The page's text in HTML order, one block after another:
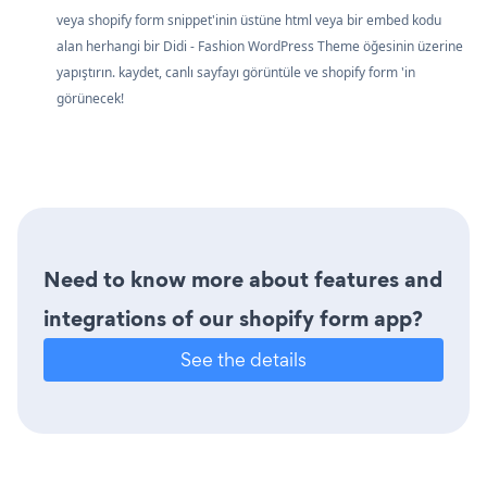
veya shopify form snippet'inin üstüne html veya bir embed kodu
alan herhangi bir Didi - Fashion WordPress Theme öğesinin üzerine
yapıştırın. kaydet, canlı sayfayı görüntüle ve shopify form 'in
görünecek!
Need to know more about features and
integrations of our shopify form app?
See the details